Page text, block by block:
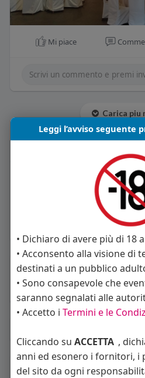
Mi piace
Carica piu
About
uomini
Seguiti (51)
Leggi l’avviso seguente
• Dichiaro di avere più di 18
• Acconsento alla visione di
destinati a un pubblico
• Sono consapevole che
saranno segnalati alle
• Accetto i Termini e le
Cliccando su ACCETTA ,
anni ed esonero i fornitori, i
del sito da ogni